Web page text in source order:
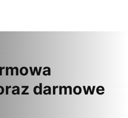
darmowe